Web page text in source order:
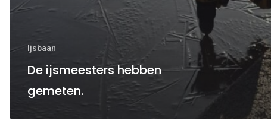
Ijsbaan
De ijsmeesters hebben
gemeten.